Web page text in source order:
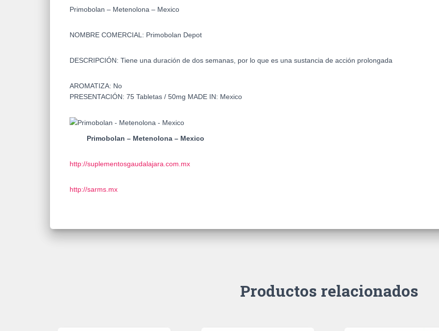
Primobolan – Metenolona – Mexico
NOMBRE COMERCIAL: Primobolan Depot
DESCRIPCIÓN: Tiene una duración de dos semanas, por lo que es una sustancia de acción prolongada
AROMATIZA: No
PRESENTACIÓN: 75 Tabletas / 50mg MADE IN: Mexico
Primobolan – Metenolona – Mexico
http://suplementosgaudalajara.com.mx
http://sarms.mx
Productos relacionados